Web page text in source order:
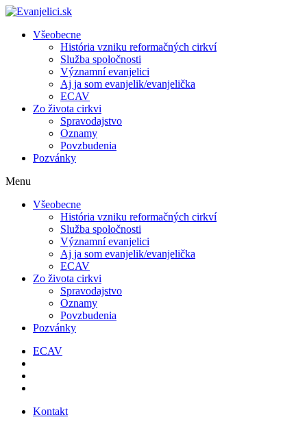
Všeobecne
História vzniku reformačných cirkví
Služba spoločnosti
Významní evanjelici
Aj ja som evanjelik/evanjelička
ECAV
Zo života cirkvi
Spravodajstvo
Oznamy
Povzbudenia
Pozvánky
Menu
Všeobecne
História vzniku reformačných cirkví
Služba spoločnosti
Významní evanjelici
Aj ja som evanjelik/evanjelička
ECAV
Zo života cirkvi
Spravodajstvo
Oznamy
Povzbudenia
Pozvánky
ECAV
Kontakt